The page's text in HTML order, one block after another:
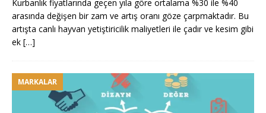
Kurbanlık fiyatlarında geçen yıla göre ortalama %30 ile %40
arasında değişen bir zam ve artış oranı göze çarpmaktadır. Bu
artışta canlı hayvan yetiştiricilik maliyetleri ile çadır ve kesim gibi
ek […]
MARKALAR